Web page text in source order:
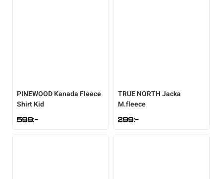
PINEWOODKanada Fleece
Shirt Kid
599:-
TRUE NORTHJacka
M.fleece
299:-